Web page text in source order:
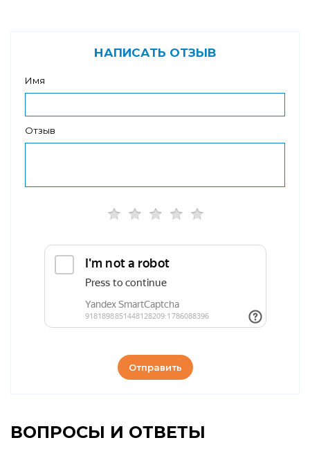
НАПИСАТЬ ОТЗЫВ
Имя
Отзыв
Отправить
ВОПРОСЫ И ОТВЕТЫ